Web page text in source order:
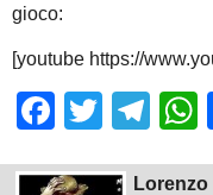
gioco:
[youtube https://
Lorenzo